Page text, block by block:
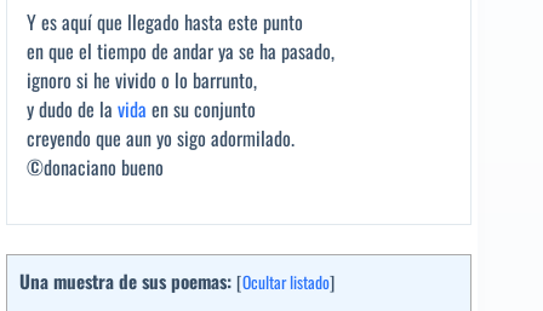
Y es aquí que llegado hasta este punto
en que el tiempo de andar ya se ha pasado,
ignoro si he vivido o lo barrunto,
y dudo de la vida en su conjunto
creyendo que aun yo sigo adormilado.
©donaciano bueno
Una muestra de sus poemas: [Ocultar listado]